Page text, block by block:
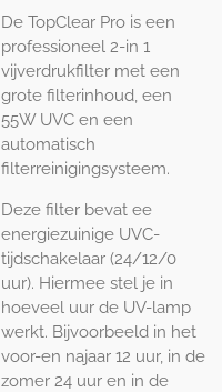
De TopClear Pro is een
professioneel 2-in 1
vijverdrukfilter met een
grote filterinhoud, een
55W UVC en een
automatisch
filterreinigingsysteem.
Deze filter bevat ee
energiezuinige UVC-
tijdschakelaar (24/12/0
uur). Hiermee stel je in
hoeveel uur de UV-lamp
werkt. Bijvoorbeeld in het
voor-en najaar 12 uur, in de
zomer 24 uur en in de